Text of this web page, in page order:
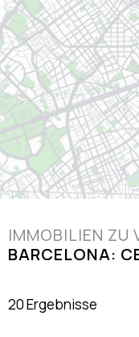
IMMOBILIEN ZU
BARCELONA:
20 Ergebnisse